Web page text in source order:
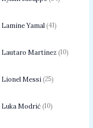
Yamal 41
Lautaro Martínez 10
Lionel Messi 25
Luka Modrić 10